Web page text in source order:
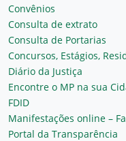
Convênios
Consulta de extrato
Consulta de Portarias
Concursos, Estágios,
Diário da Justiça
Encontre o MP na sua
FDID
Manifestações online –
Portal da Transparência